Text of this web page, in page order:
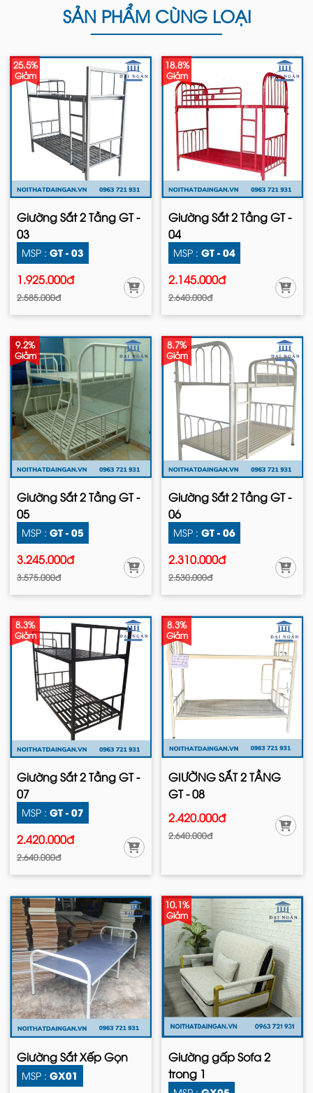
SẢN PHẨM CÙNG LOẠI
25.5%
Giảm
Giường Sắt 2 Tầng GT -
03
MSP : GT - 03
1.925.000đ
2.585.000đ
18.8%
Giảm
Giường Sắt 2 Tầng GT -
04
MSP : GT - 04
2.145.000đ
2.640.000đ
9.2%
Giảm
Giường Sắt 2 Tầng GT -
05
MSP : GT - 05
3.245.000đ
3.575.000đ
8.7%
Giảm
Giường Sắt 2 Tầng GT -
06
MSP : GT - 06
2.310.000đ
2.530.000đ
8.3%
Giảm
Giường Sắt 2 Tầng GT -
07
MSP : GT - 07
2.420.000đ
2.640.000đ
8.3%
Giảm
GIƯỜNG SẮT 2 TẦNG
GT - 08
2.420.000đ
2.640.000đ
Giường Sắt Xếp Gọn
MSP : GX01
10.1%
Giảm
Giường gấp Sofa 2
trong 1